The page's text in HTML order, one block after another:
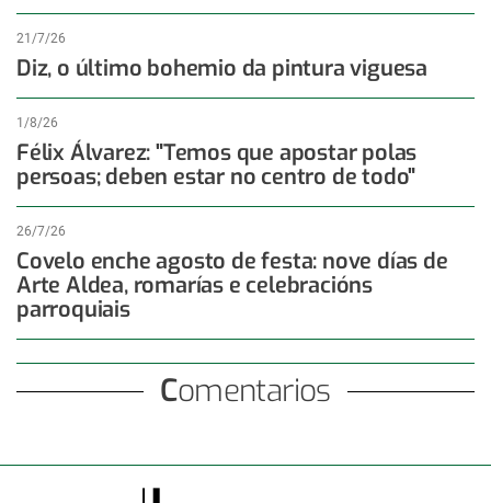
21/7/26
Diz, o último bohemio da pintura viguesa
1/8/26
Félix Álvarez: "Temos que apostar polas
persoas; deben estar no centro de todo"
26/7/26
Covelo enche agosto de festa: nove días de
Arte Aldea, romarías e celebracións
parroquiais
Comentarios